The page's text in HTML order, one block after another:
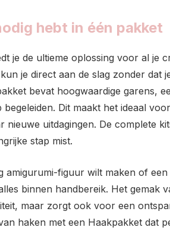
hebt in één pakket
je de ultieme oplossing voor al je
je direct aan de slag zonder dat
bevat hoogwaardige garens,
begeleiden. Dit maakt het ideaal
nieuwe uitdagingen. De complete
stap mist.
amigurumi-figuur wilt maken of
binnen handbereik. Het gemak
maar zorgt ook voor een
haken met een Haakpakket dat